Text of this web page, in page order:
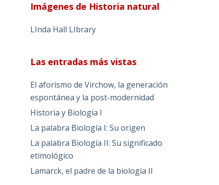
Imágenes de Historia natural
LInda Hall LIbrary
Las entradas más vistas
El aforismo de Virchow, la generación
espontánea y la post-modernidad
Historia y Biología I
La palabra Biología I: Su origen
La palabra Biología II: Su significado
etimológico
Lamarck, el padre de la biología II